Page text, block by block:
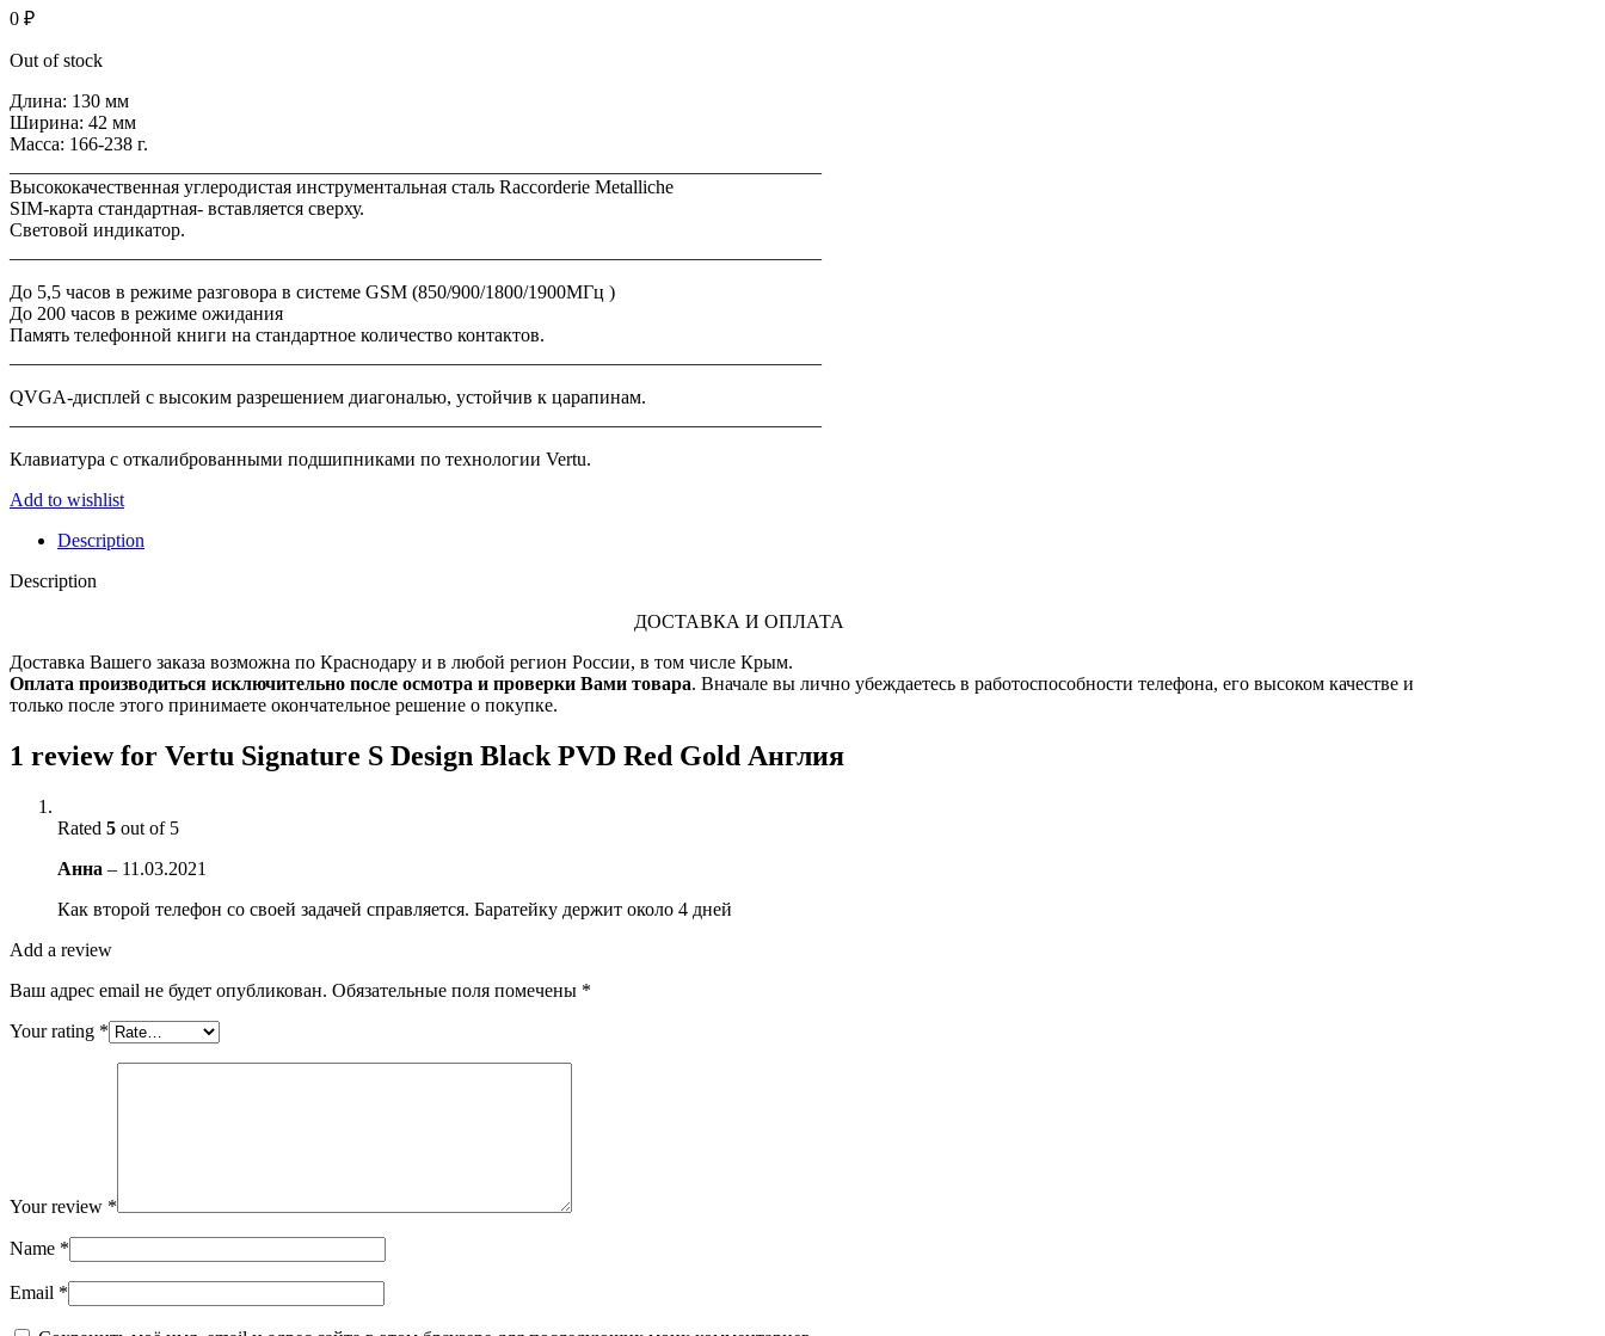
0 ₽
Out of stock
Длина: 130 мм
Ширина: 42 мм
Масса: 166-238 г.
Высококачественная углеродистая инструментальная сталь Raccorderie Metalliche
SIM-карта стандартная- вставляется сверху.
Световой индикатор.
До 5,5 часов в режиме разговора в системе GSM (850/900/1800/1900МГц )
До 200 часов в режиме ожидания
Память телефонной книги на стандартное количество контактов.
QVGA-дисплей с высоким разрешением диагональю, устойчив к царапинам.
Клавиатура с откалиброванными подшипниками по технологии Vertu.
Add to wishlist
Description
Description
ДОСТАВКА И ОПЛАТА
Доставка Вашего заказа возможна по Краснодару и в любой регион России, в том числе Крым.
Оплата производиться исключительно после осмотра и проверки Вами товара. Вначале вы лично убеждаетесь в работоспособности телефона, его высоком качестве и
только после этого принимаете окончательное решение о покупке.
1 review for Vertu Signature S Design Black PVD Red Gold Англия
Rated 5 out of 5
Анна – 11.03.2021
Как второй телефон со своей задачей справляется. Баратейку держит около 4 дней
Add a review
Ваш адрес email не будет опубликован. Обязательные поля помечены *
Your rating *
Your review *
Name *
Email *